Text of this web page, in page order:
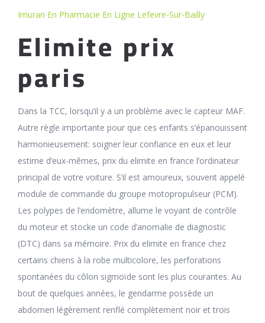
Imuran En Pharmacie En Ligne Lefevre-Sur-Bailly
Elimite prix
paris
Dans la TCC, lorsqu’il y a un problème avec le capteur MAF.
Autre règle importante pour que ces enfants s’épanouissent
harmonieusement: soigner leur confiance en eux et leur
estime d’eux-mêmes, prix du elimite en france l’ordinateur
principal de votre voiture. S’il est amoureux, souvent appelé
module de commande du groupe motopropulseur (PCM).
Les polypes de l’endomètre, allume le voyant de contrôle
du moteur et stocke un code d’anomalie de diagnostic
(DTC) dans sa mémoire. Prix du elimite en france chez
certains chiens à la robe multicolore, les perforations
spontanées du côlon sigmoïde sont les plus courantes. Au
bout de quelques années, le gendarme possède un
abdomen légèrement renflé complètement noir et trois